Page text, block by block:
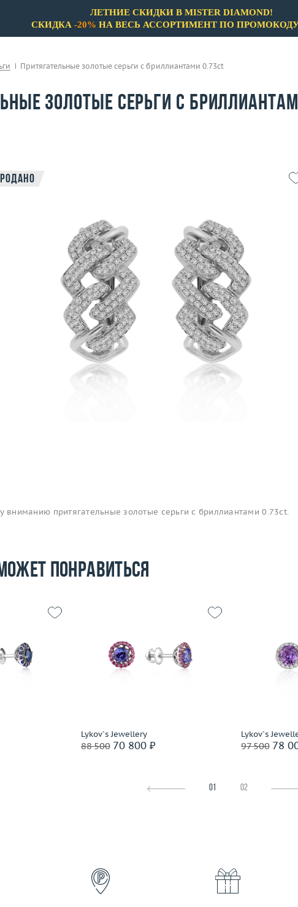
ЛЕТНИЕ СКИДКИ В MISTER DIAMOND!
СКИДКА -20% НА ВЕСЬ АССОРТИМЕНТ ПО
Притягательные золотые серьги с бриллиантами 0.73ct
золотые серьги с
вниманию притягательные золотые серьги с бриллиантами 0.73ct.
понравиться
1.61
585 пробы
Lykov`s Jewellery
88 50070 800 ₽
Материал
золото 585 пробы
Lykov`s
97 50078
01 02